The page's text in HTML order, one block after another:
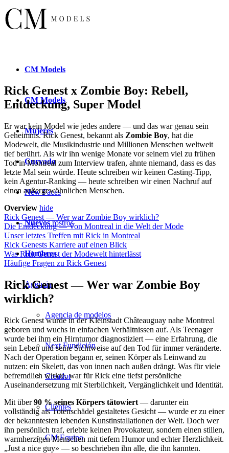
CM Models
CM Models
Mujeres
Curvado
NewFaces
Nuevosrostros
Hombres
Agencia
Agencia de modelos
Next Fundición
Creador
Clientes
CM Equipo
Rick Genest x Zombie Boy: Rebell,
Entdeckung, Super Model
Er war kein Model wie jedes andere — und das war genau sein
Geheimnis. Rick Genest, bekannt als Zombie Boy, hat die
Modewelt, die Musikindustrie und Millionen Menschen weltweit
tief berührt. Als wir ihn wenige Monate vor seinem viel zu frühen
Tod in Montreal zum Interview trafen, ahnte niemand, dass es das
letzte Mal sein würde. Heute schreiben wir keinen Casting-Tipp,
kein Agentur-Ranking — heute schreiben wir einen Nachruf auf
einen außergewöhnlichen Menschen.
Overview hide
Rick Genest — Wer war Zombie Boy wirklich?
Die Entdeckung — Von Montreal in die Welt der Mode
Unser letztes Treffen mit Rick in Montreal
Rick Genests Karriere auf einen Blick
Was Rick Genest der Modewelt hinterlässt
Häufige Fragen zu Rick Genest
Rick Genest — Wer war Zombie Boy
wirklich?
Rick Genest wurde in der Kleinstadt Châteauguay nahe Montreal
geboren und wuchs in einfachen Verhältnissen auf. Als Teenager
wurde bei ihm ein Hirntumor diagnostiziert — eine Erfahrung, die
sein Leben und seine Sichtweise auf den Tod für immer veränderte.
Nach der Operation begann er, seinen Körper als Leinwand zu
nutzen: ein Skelett, das von innen nach außen drängt. Was für viele
befremdlich wirkte, war für Rick eine tiefst persönliche
Auseinandersetzung mit Sterblichkeit, Vergänglichkeit und Identität.
Mit über90 % seines Körpers tätowiert — darunter ein
vollständig als Totenschädel gestaltetes Gesicht — wurde er zu einer
der bekanntesten lebenden Kunstinstallationen der Welt. Doch wer
ihn persönlich traf, erlebte keinen Provokateur, sondern einen stillen,
warmherzigen Menschen mit tiefem Humor und echter Herzlichkeit.
„Just a nice guy» — so beschrieben ihn alle, die ihn kannten.